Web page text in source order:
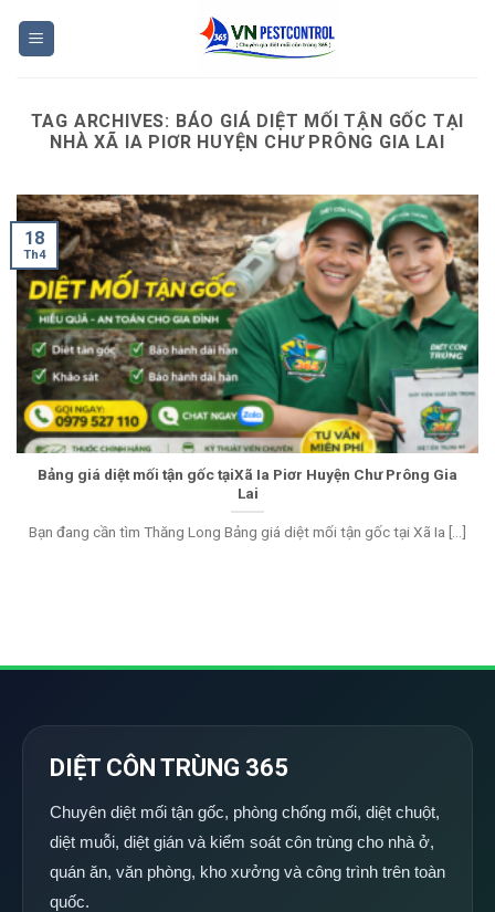
TAG ARCHIVES: BÁO GIÁ DIỆT MỐI TẬN GỐC TẠI
NHÀ XÃ IA PIƠR HUYỆN CHƯ PRÔNG GIA LAI
Bảng giá diệt mối tận gốc tạiXã Ia Piơr Huyện Chư Prông Gia
Lai
Bạn đang cần tìm Thăng Long Bảng giá diệt mối tận gốc tại Xã Ia [...]
18
Th4
DIỆT CÔN TRÙNG 365
Chuyên diệt mối tận gốc, phòng chống mối, diệt chuột,
diệt muỗi, diệt gián và kiểm soát côn trùng cho nhà ở,
quán ăn, văn phòng, kho xưởng và công trình trên toàn
quốc.